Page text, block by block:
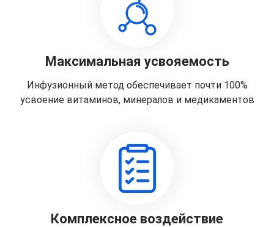
Максимальная усвояемость
Инфузионный метод обеспечивает почти 100%
усвоение витаминов, минералов и медикаментов
Комплексное воздействие